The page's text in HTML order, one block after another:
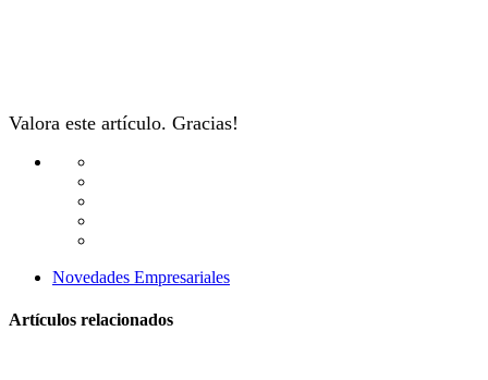
Valora este artículo. Gracias!
Novedades Empresariales
Artículos relacionados